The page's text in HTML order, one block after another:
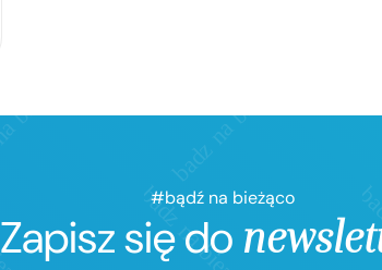
#bądź na bieżąco
Zapisz się do